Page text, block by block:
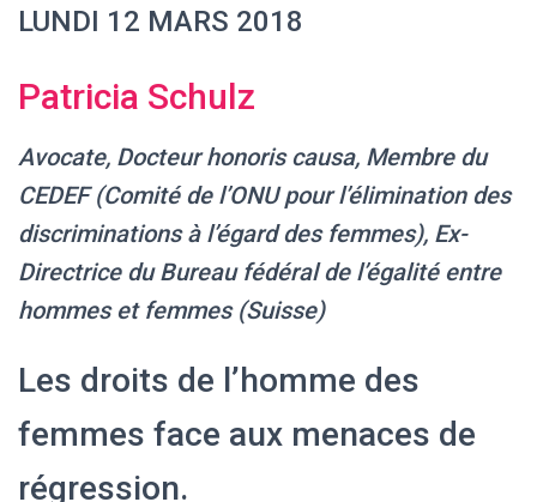
LUNDI 12 MARS 2018
Patricia Schulz
Avocate, Docteur honoris causa, Membre du
CEDEF (Comité de l’ONU pour l’élimination des
discriminations à l’égard des femmes), Ex-
Directrice du Bureau fédéral de l’égalité entre
hommes et femmes (Suisse)
Les droits de l’homme des
femmes face aux menaces de
régression.